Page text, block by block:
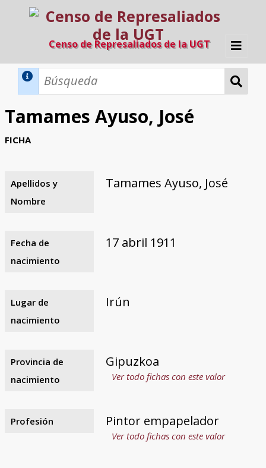
Censo de Represaliados de la UGT
Inicio
Búsqueda Dinámica
Búsqueda Avanzada
Razones y objetivos
El equipo
Colaboradores
Fuentes documentales
Tamames Ayuso, José
FICHA
Apellidos y
Nombre
Tamames Ayuso, José
Fecha de
nacimiento
17 abril 1911
Lugar de
nacimiento
Irún
Provincia de
nacimiento
Gipuzkoa
Ver todo fichas con este valor
Profesión Pintor empapelador
Ver todo fichas con este valor